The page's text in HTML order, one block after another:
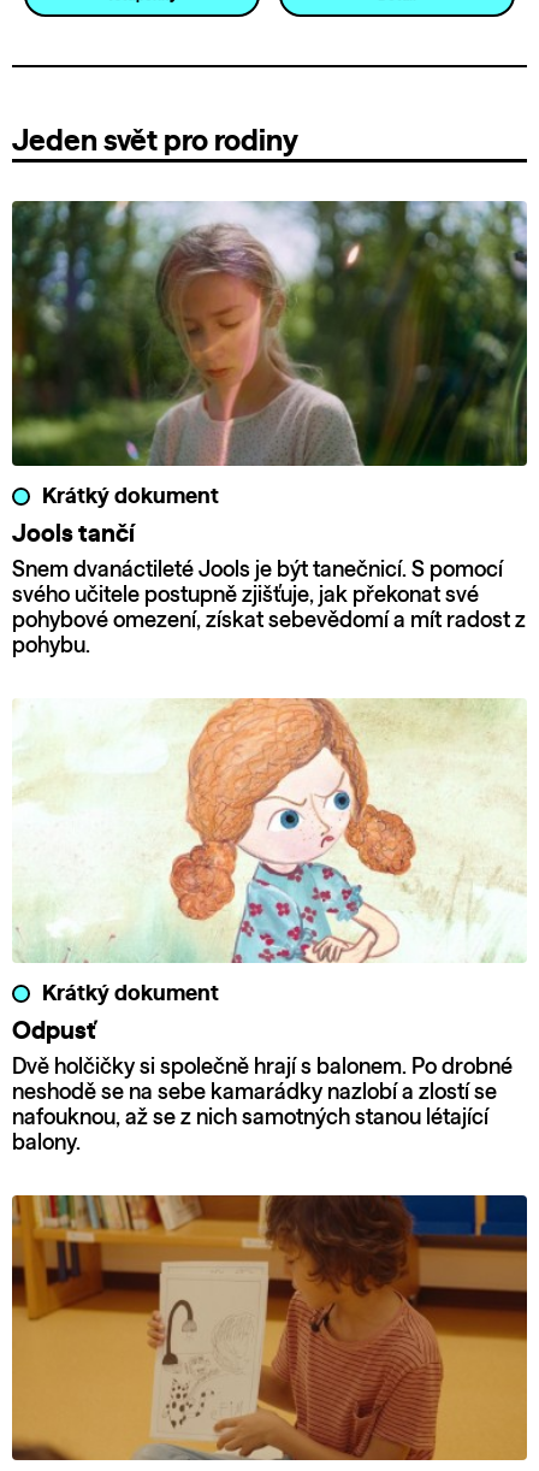
Jeden svět pro rodiny
Krátký dokument
Jools tančí
Snem dvanáctileté Jools je být tanečnicí. S pomocí
svého učitele postupně zjišťuje, jak překonat své
pohybové omezení, získat sebevědomí a mít radost z
pohybu.
Krátký dokument
Odpusť
Dvě holčičky si společně hrají s balonem. Po drobné
neshodě se na sebe kamarádky nazlobí a zlostí se
nafouknou, až se z nich samotných stanou létající
balony.